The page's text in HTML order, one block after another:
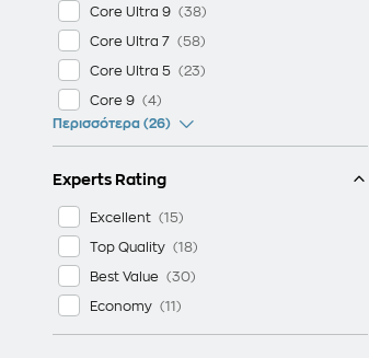
Core Ultra 9
Core Ultra 7
Core Ultra 5
Core 9
Περισσότερα (26)
Experts Rating
Excellent
Top Quality
Best Value
Economy